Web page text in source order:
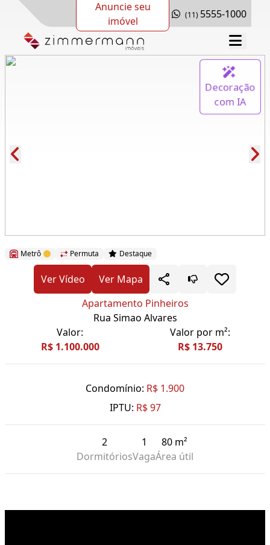
Anuncie seu
imóvel
(11) 5555-1000
Decoração
com IA
Metrô Permuta Destaque
Ver Vídeo
Ver Mapa
Apartamento Pinheiros
Rua Simao Alvares
Valor:
R$ 1.100.000
Valor por m²:
R$ 13.750
Condomínio: R$ 1.900
IPTU: R$ 97
2
Dormitórios
1
Vaga
80 m²
Área útil